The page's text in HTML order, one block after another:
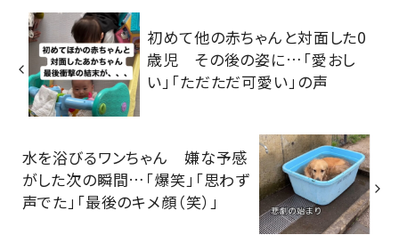
初めて他の赤ちゃんと対面した0
歳児 その後の姿に…「愛おし
い」「ただただ可愛い」の声
水を浴びるワンちゃん 嫌な予感
がした次の瞬間…「爆笑」「思わず
声でた」「最後のキメ顔（笑）」